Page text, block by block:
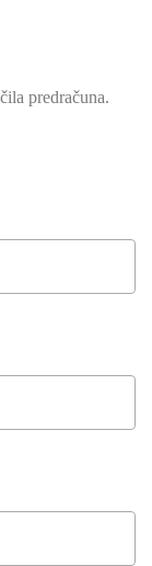
predračuna.